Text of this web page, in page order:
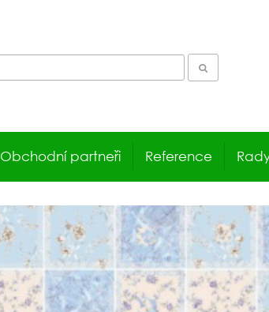
Obchodní partneři Reference